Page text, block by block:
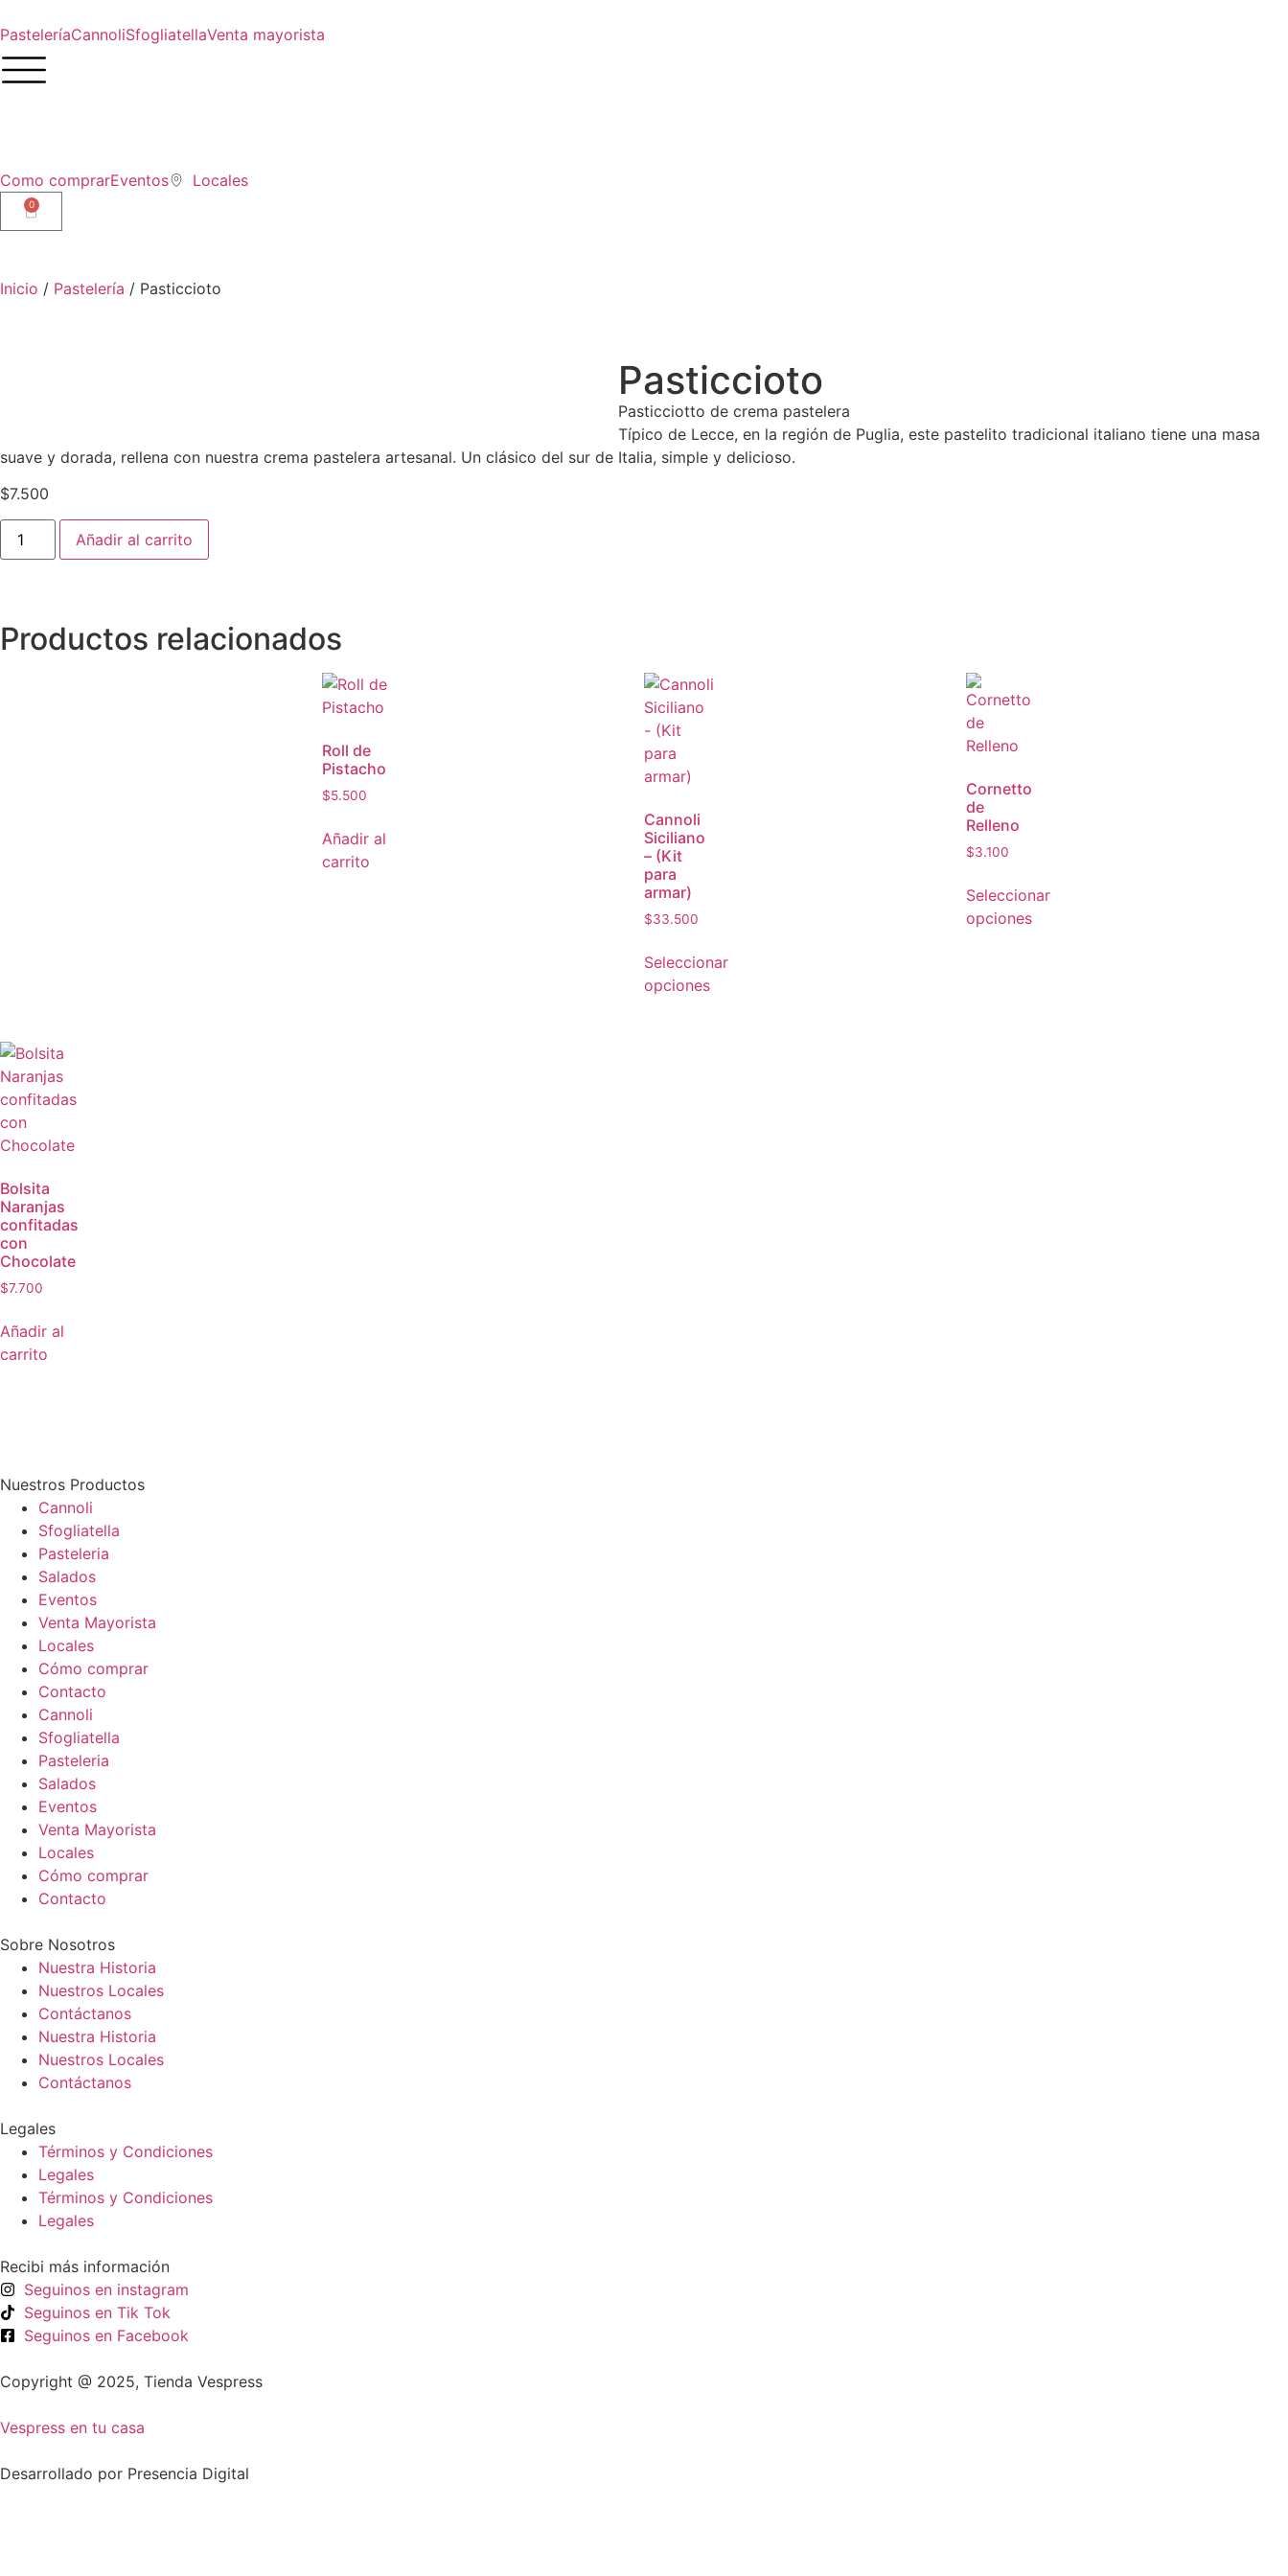
PasteleríaCannoliSfogliatellaVenta mayorista
Como comprarEventos Locales
0
Inicio / Pastelería / Pasticcioto
Pasticcioto
Pasticciotto de crema pastelera
Típico de Lecce, en la región de Puglia, este pastelito tradicional italiano tiene una masa
suave y dorada, rellena con nuestra crema pastelera artesanal. Un clásico del sur de Italia, simple y delicioso.
$7.500
Añadir al carrito
Productos relacionados
Roll de
Pistacho
$5.500
Añadir al
carrito
Cannoli
Siciliano
– (Kit
para
armar)
$33.500
Seleccionar
opciones
Cornetto
de
Relleno
$3.100
Seleccionar
opciones
Bolsita
Naranjas
confitadas
con
Chocolate
$7.700
Añadir al
carrito
Nuestros Productos
Cannoli
Sfogliatella
Pasteleria
Salados
Eventos
Venta Mayorista
Locales
Cómo comprar
Contacto
Cannoli
Sfogliatella
Pasteleria
Salados
Eventos
Venta Mayorista
Locales
Cómo comprar
Contacto
Sobre Nosotros
Nuestra Historia
Nuestros Locales
Contáctanos
Nuestra Historia
Nuestros Locales
Contáctanos
Legales
Términos y Condiciones
Legales
Términos y Condiciones
Legales
Recibi más información
Seguinos en instagram
Seguinos en Tik Tok
Seguinos en Facebook
Copyright @ 2025, Tienda Vespress
Vespress en tu casa
Desarrollado por Presencia Digital